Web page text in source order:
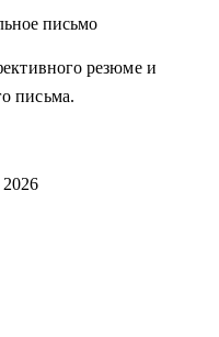
письмо
резюме и
письма.
2026